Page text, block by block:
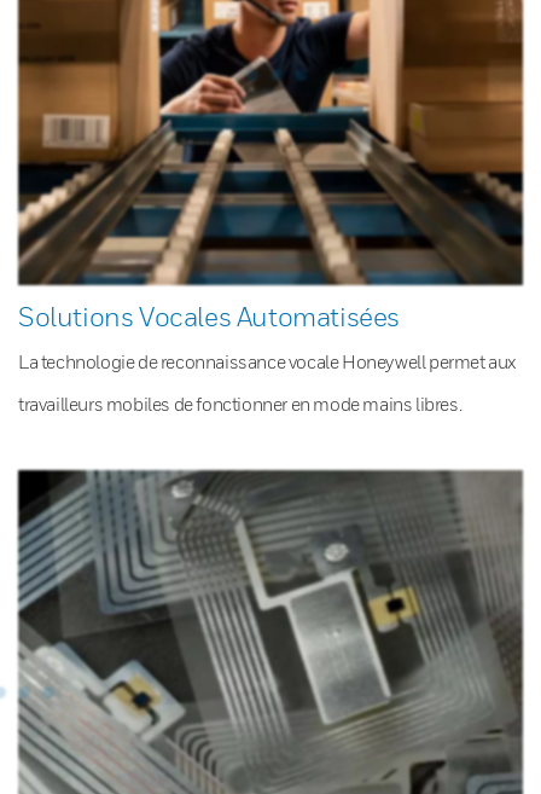
Solutions Vocales Automatisées
La technologie de reconnaissance vocale Honeywell permet aux
travailleurs mobiles de fonctionner en mode mains libres.